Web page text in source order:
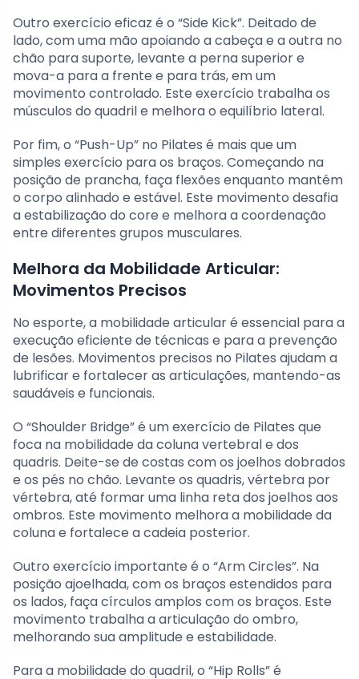
Outro exercício eficaz é o “Side Kick”. Deitado de
lado, com uma mão apoiando a cabeça e a outra no
chão para suporte, levante a perna superior e
mova-a para a frente e para trás, em um
movimento controlado. Este exercício trabalha os
músculos do quadril e melhora o equilíbrio lateral.
Por fim, o “Push-Up” no Pilates é mais que um
simples exercício para os braços. Começando na
posição de prancha, faça flexões enquanto mantém
o corpo alinhado e estável. Este movimento desafia
a estabilização do core e melhora a coordenação
entre diferentes grupos musculares.
Melhora da Mobilidade Articular:
Movimentos Precisos
No esporte, a mobilidade articular é essencial para a
execução eficiente de técnicas e para a prevenção
de lesões. Movimentos precisos no Pilates ajudam a
lubrificar e fortalecer as articulações, mantendo-as
saudáveis e funcionais.
O “Shoulder Bridge” é um exercício de Pilates que
foca na mobilidade da coluna vertebral e dos
quadris. Deite-se de costas com os joelhos dobrados
e os pés no chão. Levante os quadris, vértebra por
vértebra, até formar uma linha reta dos joelhos aos
ombros. Este movimento melhora a mobilidade da
coluna e fortalece a cadeia posterior.
Outro exercício importante é o “Arm Circles”. Na
posição ajoelhada, com os braços estendidos para
os lados, faça círculos amplos com os braços. Este
movimento trabalha a articulação do ombro,
melhorando sua amplitude e estabilidade.
Para a mobilidade do quadril, o “Hip Rolls” é